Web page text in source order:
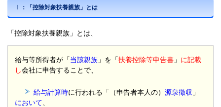
Ⅰ：「控除対象扶養親族」とは
「控除対象扶養親族」とは、
給与等所得者が「当該親族 」を「扶養控除等申告書 」 に記載
し会社に申告することで、
給与計算時に行われる「（申告者本人の）源泉徴収 」
において